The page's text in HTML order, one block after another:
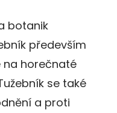
botanik
především
na horečnaté
se také
a proti